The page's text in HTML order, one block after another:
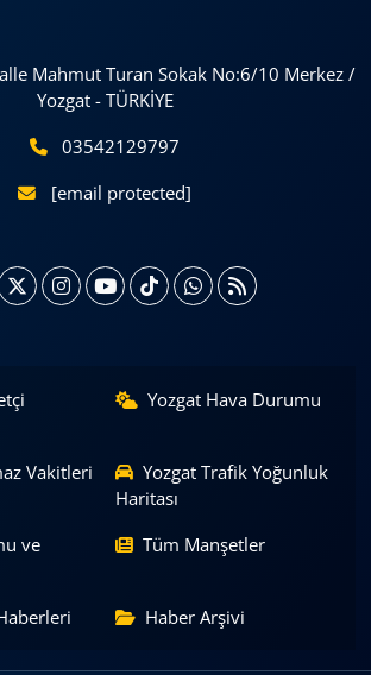
Mahmut Turan Sokak No:6/10 Merkez /
Yozgat - TÜRKİYE
03542129797
[email protected]
Yozgat Hava Durumu
Vakitleri
Yozgat Trafik Yoğunluk
Haritası
ve
Tüm Manşetler
Haber Arşivi